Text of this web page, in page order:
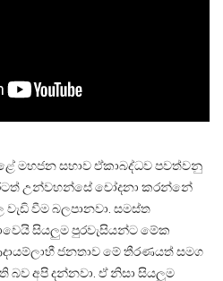
මහජන සභාව ඒකාබද්ධව පවත්වනු
උන්වහන්සේ චෝදනා කරන්නේ
වීම බලපානවා. සමස්ත
සියලුම පුරවැසියන්ට මේක
ජනතාව මේ තීරණයත් සමග
බව අපි දන්නවා. ඒ නිසා සියලුම